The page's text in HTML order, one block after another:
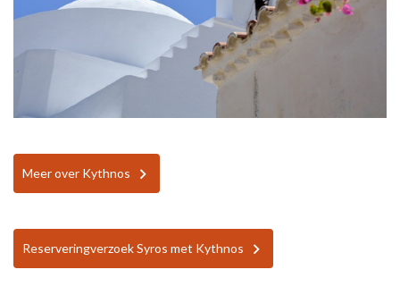
Meer over Kythnos
Reserveringverzoek Syros met Kythnos